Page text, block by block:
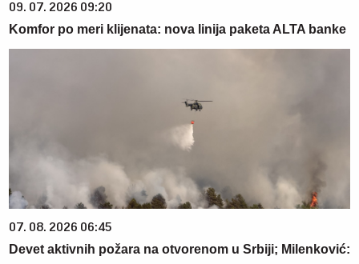
09. 07. 2026 09:20
Komfor po meri klijenata: nova linija paketa ALTA banke
07. 08. 2026 06:45
Devet aktivnih požara na otvorenom u Srbiji; Milenković: